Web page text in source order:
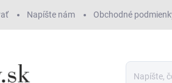
Napíšte nám Obchodné